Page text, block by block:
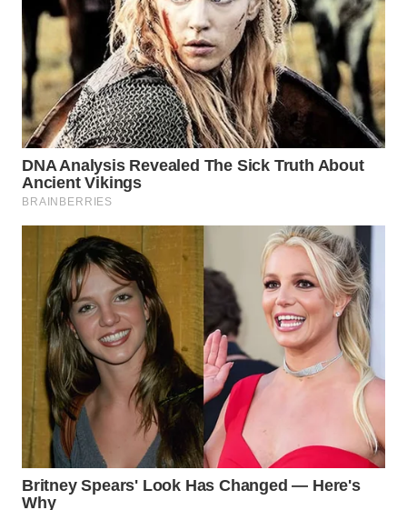
BOGOR
WN
DEPOK
WN
TAPANULI
UTARA
SAMOSIR
WN
PADANG
LAWAS
WN
SUMEDANG
WN
CIANJUR
WN